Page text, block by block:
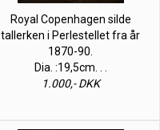
Royal Copenhagen silde
tallerken i Perlestellet fra år
1870-90.
Dia. :19,5cm. . .
1.000,- DKK